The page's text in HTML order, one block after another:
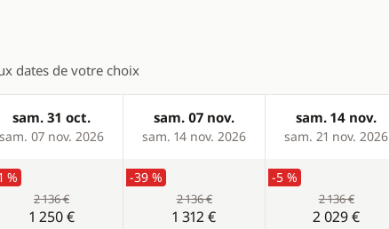
dates de votre choix
sam. 31 oct.
sam. 07 nov. 2026
sam. 07 nov.
sam. 14 nov. 2026
sam. 14 nov.
sam. 21 nov. 2026
%
2 136 €
1 250 €
-39 %
2 136 €
1 312 €
-5 %
2 136 €
2 029 €